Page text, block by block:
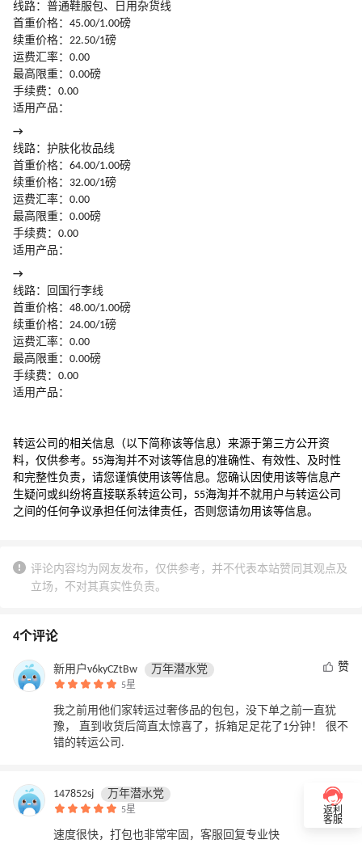
线路：普通鞋服包、日用杂货线
首重价格：45.00/1.00磅
续重价格：22.50/1磅
运费汇率：0.00
最高限重：0.00磅
手续费：0.00
适用产品：
→
线路：护肤化妆品线
首重价格：64.00/1.00磅
续重价格：32.00/1磅
运费汇率：0.00
最高限重：0.00磅
手续费：0.00
适用产品：
→
线路：回国行李线
首重价格：48.00/1.00磅
续重价格：24.00/1磅
运费汇率：0.00
最高限重：0.00磅
手续费：0.00
适用产品：
转运公司的相关信息（以下简称该等信息）来源于第三方公开资
料，仅供参考。55海淘并不对该等信息的准确性、有效性、及时性
和完整性负责，请您谨慎使用该等信息。您确认因使用该等信息产
生疑问或纠纷将直接联系转运公司，55海淘并不就用户与转运公司
之间的任何争议承担任何法律责任，否则您请勿用该等信息。
评论内容均为网友发布，仅供参考，并不代表本站赞同其观点及
立场，不对其真实性负责。
4个评论
新用户v6kyCZtBw 万年潜水党
5星
赞
我之前用他们家转运过奢侈品的包包，没下单之前一直犹
豫， 直到收货后简直太惊喜了，拆箱足足花了1分钟！ 很不
错的转运公司.
147852sj 万年潜水党
5星
速度很快，打包也非常牢固，客服回复专业快
返利
客服